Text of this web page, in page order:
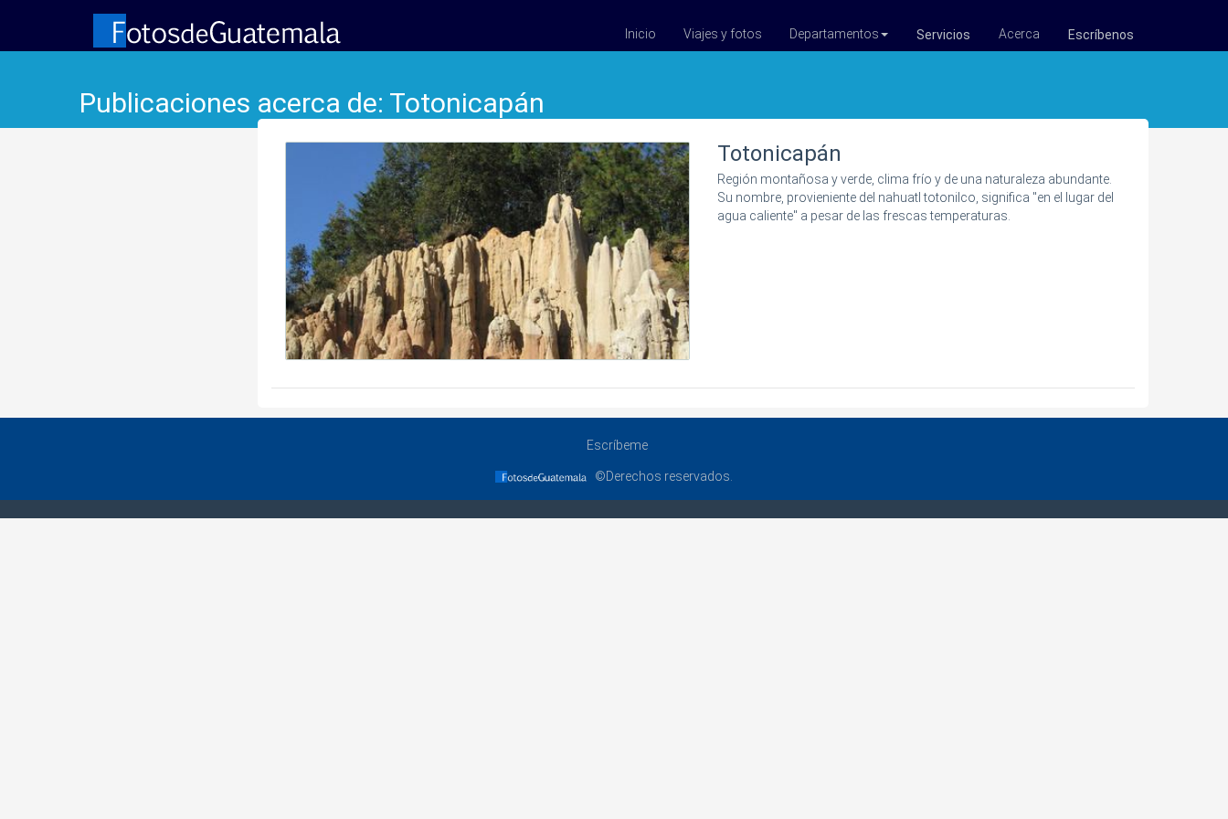
Inicio Viajes y fotos Departamentos Servicios Acerca Escríbenos
Publicaciones acerca de: Totonicapán
Totonicapán
Región montañosa y verde, clima frío y de una naturaleza abundante.
Su nombre, provieniente del nahuatl totonilco, significa "en el lugar del
agua caliente" a pesar de las frescas temperaturas.
Escríbeme
©Derechos reservados.